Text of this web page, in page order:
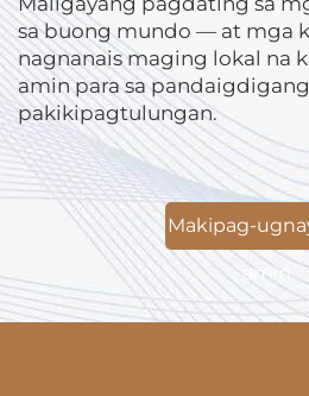
sa buong mundo — at mga
nagnanais maging lokal na
amin para sa
pakikipagtulungan.
Makipag-
amin